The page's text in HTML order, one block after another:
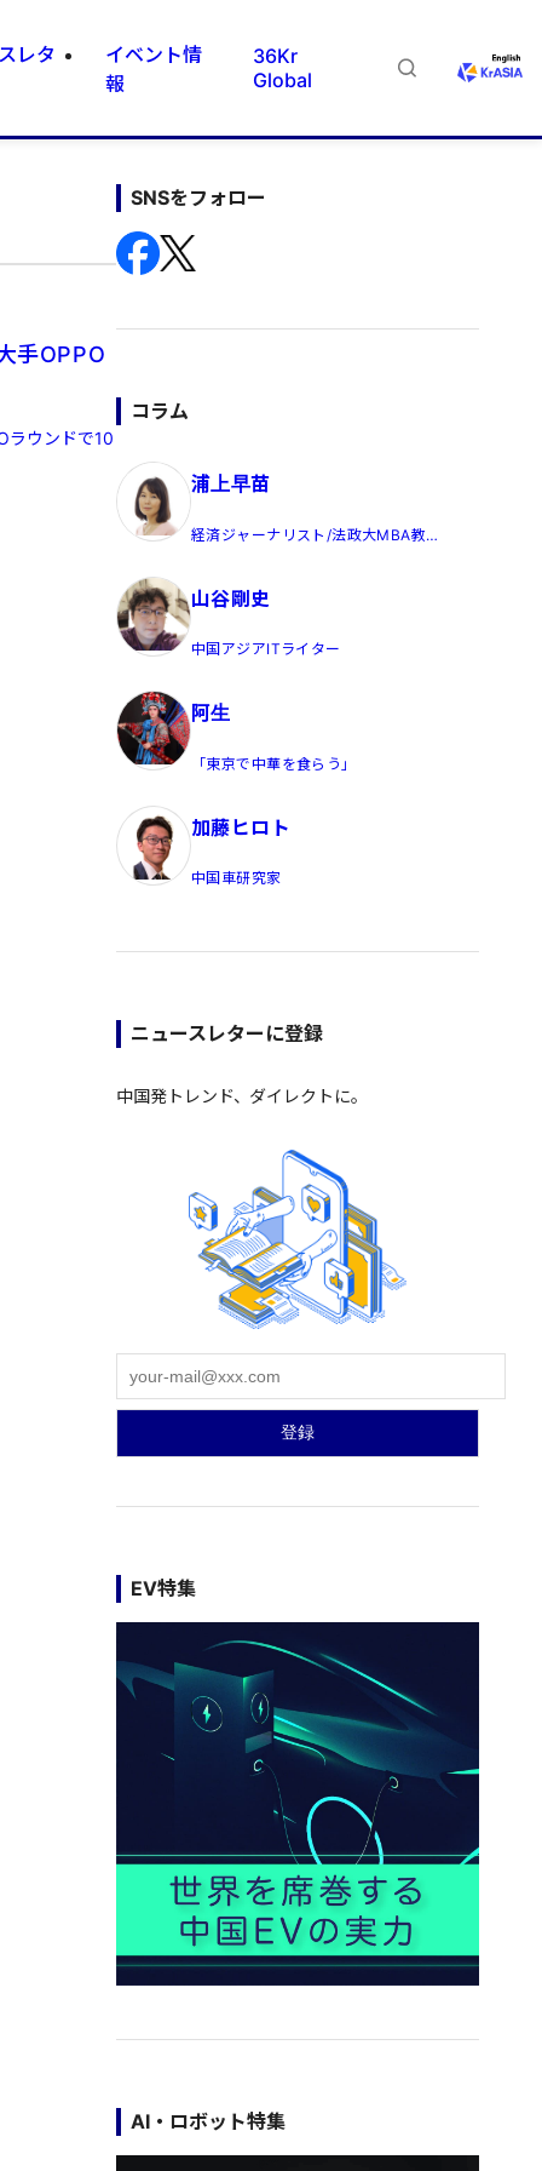
レタ
イベント情
報
36Kr
Global
手OPPO
ラウンドで10
SNSをフォロー
コラム
浦上早苗
経済ジャーナリスト/法政大MBA教
山谷剛史
中国アジアITライター
阿生
「東京で中華を食らう」
加藤ヒロト
中国車研究家
ニュースレターに登録
中国発トレンド、ダイレクトに。
EV特集
AI・ロボット特集